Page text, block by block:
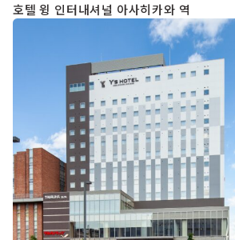
호텔 윙 인터내셔널 아사히카와 역